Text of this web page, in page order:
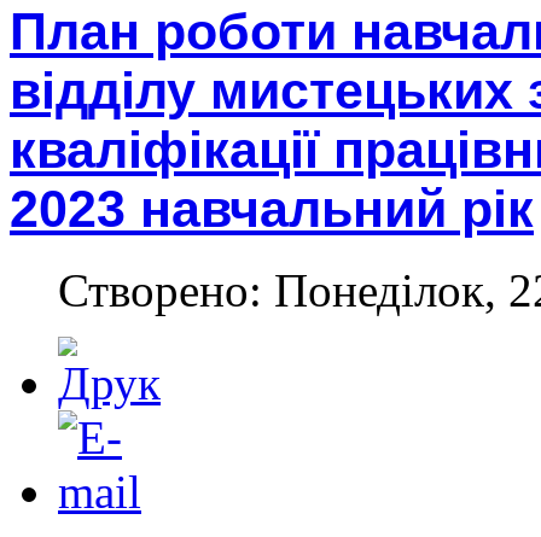
План роботи
відділу
кваліфікації
2023 навчальний рік
Створено: Понеділок,